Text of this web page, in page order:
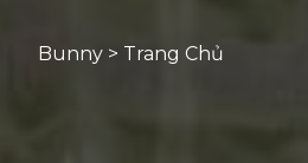
Bunny > Trang Chủ